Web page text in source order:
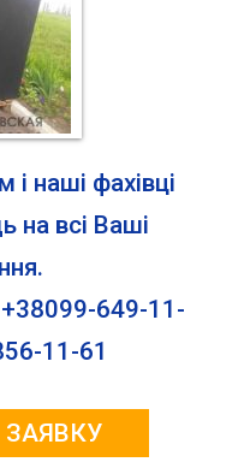
наші фахівці
на всі Ваші
649-11-
11-61